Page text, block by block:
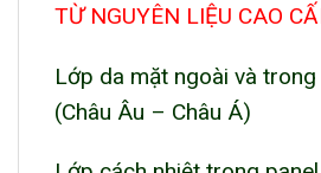
TỪ NGUYÊN LIỆU CAO
Lớp da mặt ngoài và trong
(Châu Âu – Châu Á)